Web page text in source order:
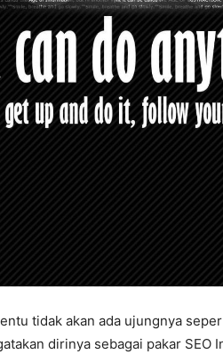
tidak akan ada ujungnya
dirinya sebagai pakar SEO